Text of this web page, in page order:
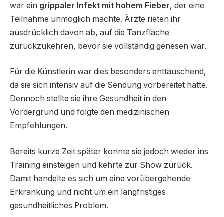
war ein grippaler Infekt mit hohem Fieber, der eine
Teilnahme unmöglich machte. Ärzte rieten ihr
ausdrücklich davon ab, auf die Tanzfläche
zurückzukehren, bevor sie vollständig genesen war.
Für die Künstlerin war dies besonders enttäuschend,
da sie sich intensiv auf die Sendung vorbereitet hatte.
Dennoch stellte sie ihre Gesundheit in den
Vordergrund und folgte den medizinischen
Empfehlungen.
Bereits kurze Zeit später konnte sie jedoch wieder ins
Training einsteigen und kehrte zur Show zurück.
Damit handelte es sich um eine vorübergehende
Erkrankung und nicht um ein langfristiges
gesundheitliches Problem.